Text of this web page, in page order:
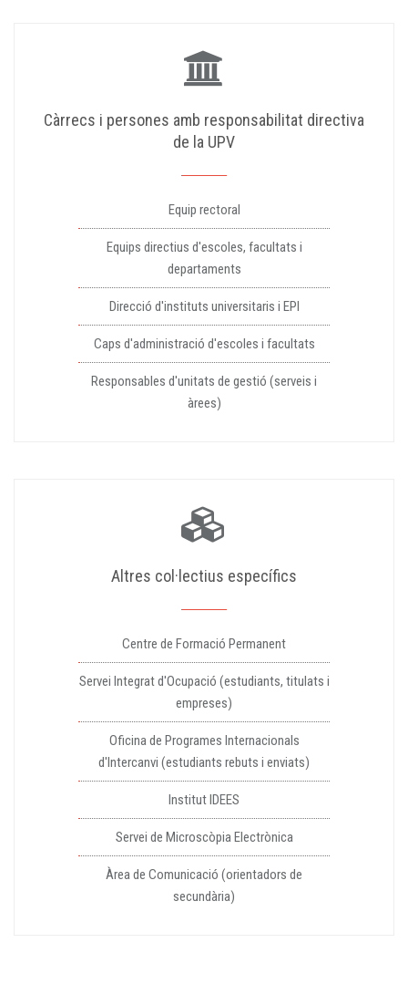
Càrrecs i persones amb responsabilitat directiva
de la UPV
Equip rectoral
Equips directius d'escoles, facultats i
departaments
Direcció d'instituts universitaris i EPI
Caps d'administració d'escoles i facultats
Responsables d'unitats de gestió (serveis i
àrees)
Altres col·lectius específics
Centre de Formació Permanent
Servei Integrat d'Ocupació (estudiants, titulats i
empreses)
Oficina de Programes Internacionals
d'Intercanvi (estudiants rebuts i enviats)
Institut IDEES
Servei de Microscòpia Electrònica
Àrea de Comunicació (orientadors de
secundària)